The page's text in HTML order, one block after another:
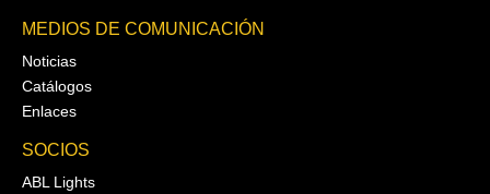
MEDIOS DE COMUNICACIÓN
Noticias
Catálogos
Enlaces
SOCIOS
ABL Lights